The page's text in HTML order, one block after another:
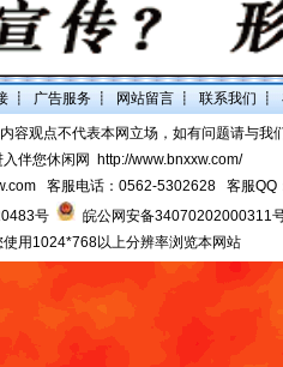
┋ 广告服务 ┋ 网站留言 ┋ 联系我们 ┋
容观点不代表本网立场，如有问题请与我
伴您休闲网
http://www.bnxxw.com/
客服电话：0562-5302628 客服QQ
号
皖公网安备34070202000311
使用1024*768以上分辨率浏览本网站